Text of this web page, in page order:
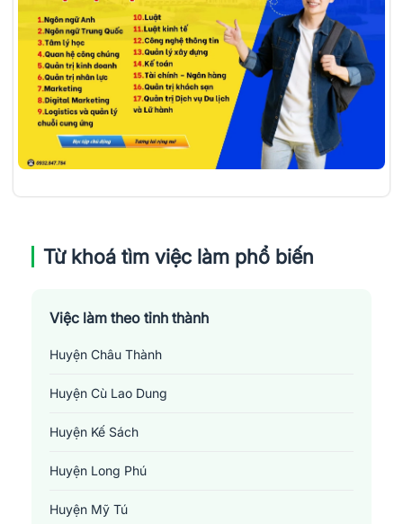
Từ khoá tìm việc làm phổ biến
Việc làm theo tỉnh thành
Huyện Châu Thành
Huyện Cù Lao Dung
Huyện Kế Sách
Huyện Long Phú
Huyện Mỹ Tú